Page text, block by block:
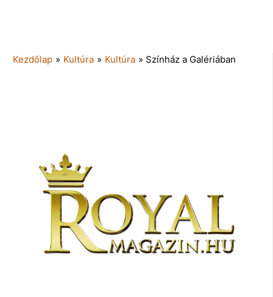
Kezdőlap » Kultúra » Kultúra » Színház a Galériában